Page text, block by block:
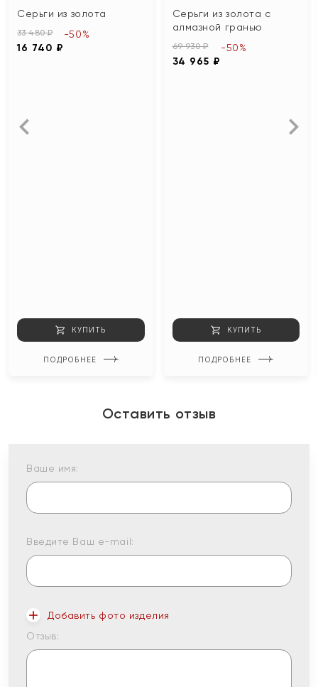
Серьги из золота
33 480 ₽
16 740 ₽
-50%
КУПИТЬ
ПОДРОБНЕЕ
Серьги из золота с
алмазной гранью
69 930 ₽
34 965 ₽
-50%
КУПИТЬ
ПОДРОБНЕЕ
Оставить отзыв
Ваше имя:
Введите Ваш e-mail:
Добавить фото изделия
Отзыв: